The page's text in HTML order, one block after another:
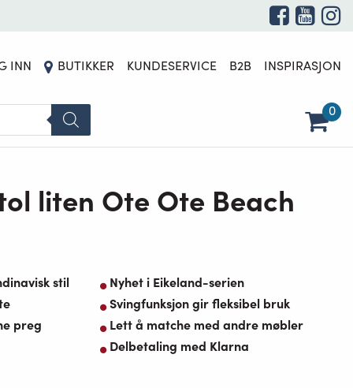
INN BUTIKKER KUNDESERVICE B2B INSPIRASJON
0
liten Ote Ote Beach
stil
Nyhet i Eikeland-serien
Svingfunksjon gir fleksibel bruk
preg
Lett å matche med andre møbler
Delbetaling med Klarna